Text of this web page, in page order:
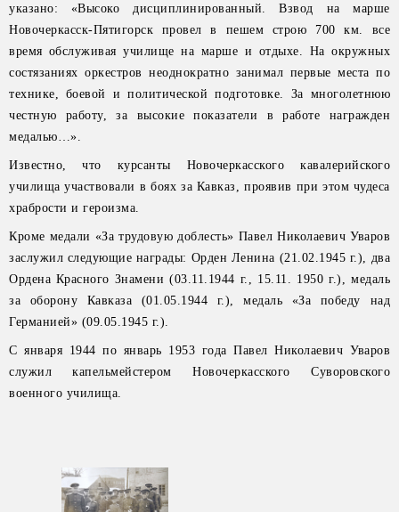
указано: «Высоко дисциплинированный. Взвод на марше
Новочеркасск-Пятигорск провел в пешем строю 700 км. все
время обслуживая училище на марше и отдыхе. На окружных
состязаниях оркестров неоднократно занимал первые места по
технике, боевой и политической подготовке. За многолетнюю
честную работу, за высокие показатели в работе награжден
медалью…».
Известно, что курсанты Новочеркасского кавалерийского
училища участвовали в боях за Кавказ, проявив при этом чудеса
храбрости и героизма.
Кроме медали «За трудовую доблесть» Павел Николаевич Уваров
заслужил следующие награды: Орден Ленина (21.02.1945 г.), два
Ордена Красного Знамени (03.11.1944 г., 15.11. 1950 г.), медаль
за оборону Кавказа (01.05.1944 г.), медаль «За победу над
Германией» (09.05.1945 г.).
С января 1944 по январь 1953 года Павел Николаевич Уваров
служил капельмейстером Новочеркасского Суворовского
военного училища.